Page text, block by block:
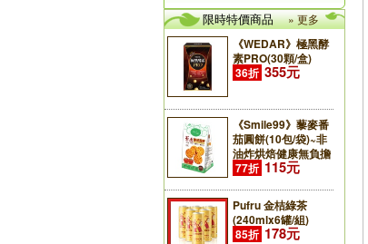
限時特價商品
» 更多
《WEDAR》極黑酵
素PRO(30顆/盒)
36折 355元
《Smile99》藜麥番
茄圓餅(10包/袋)~非
油炸烘焙健康無負擔
77折 115元
Pufru 金桔綠茶
(240mlx6罐/組)
85折 178元